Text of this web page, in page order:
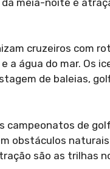
cruzeiros com
a água do mar. Os
de baleias,
campeonatos de
obstáculos
são as trilhas